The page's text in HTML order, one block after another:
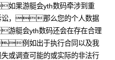
果游艇会yth数码牵涉到重
，那么您的个人数据
游艇会yth数码还会在存在合理
例如出于执行合同以及我
或调查可能的或实际的非法行